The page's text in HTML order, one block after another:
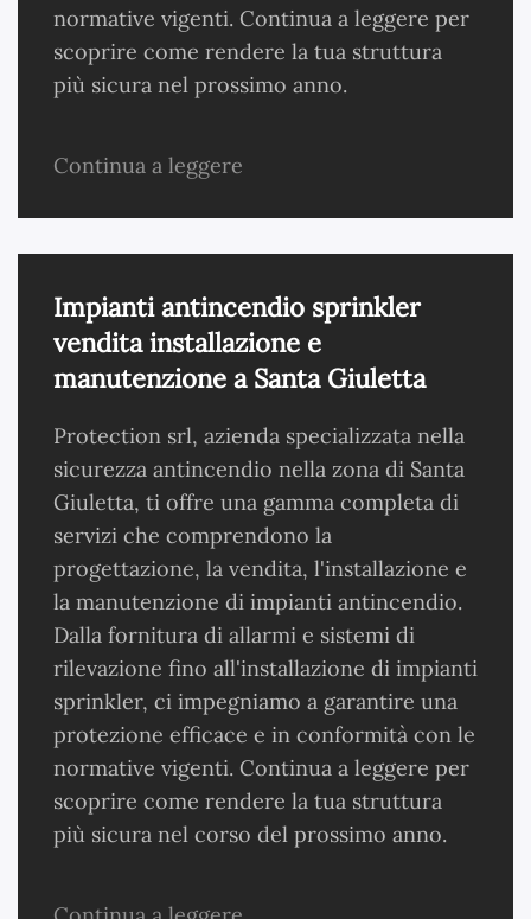
normative vigenti. Continua a leggere per
scoprire come rendere la tua struttura
più sicura nel prossimo anno.
Continua a leggere
Impianti antincendio sprinkler
vendita installazione e
manutenzione a Santa Giuletta
Protection srl, azienda specializzata nella
sicurezza antincendio nella zona di Santa
Giuletta, ti offre una gamma completa di
servizi che comprendono la
progettazione, la vendita, l'installazione e
la manutenzione di impianti antincendio.
Dalla fornitura di allarmi e sistemi di
rilevazione fino all'installazione di impianti
sprinkler, ci impegniamo a garantire una
protezione efficace e in conformità con le
normative vigenti. Continua a leggere per
scoprire come rendere la tua struttura
più sicura nel corso del prossimo anno.